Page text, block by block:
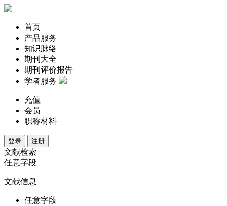
首页
产品服务
知识脉络
期刊大全
期刊评价报告
学者服务
充值
会员
职称材料
登录 注册
文献检索
任意字段
文献信息
任意字段